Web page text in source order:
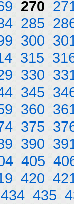
270
285
300
315
330
345
360
375
390
405
420
434 435